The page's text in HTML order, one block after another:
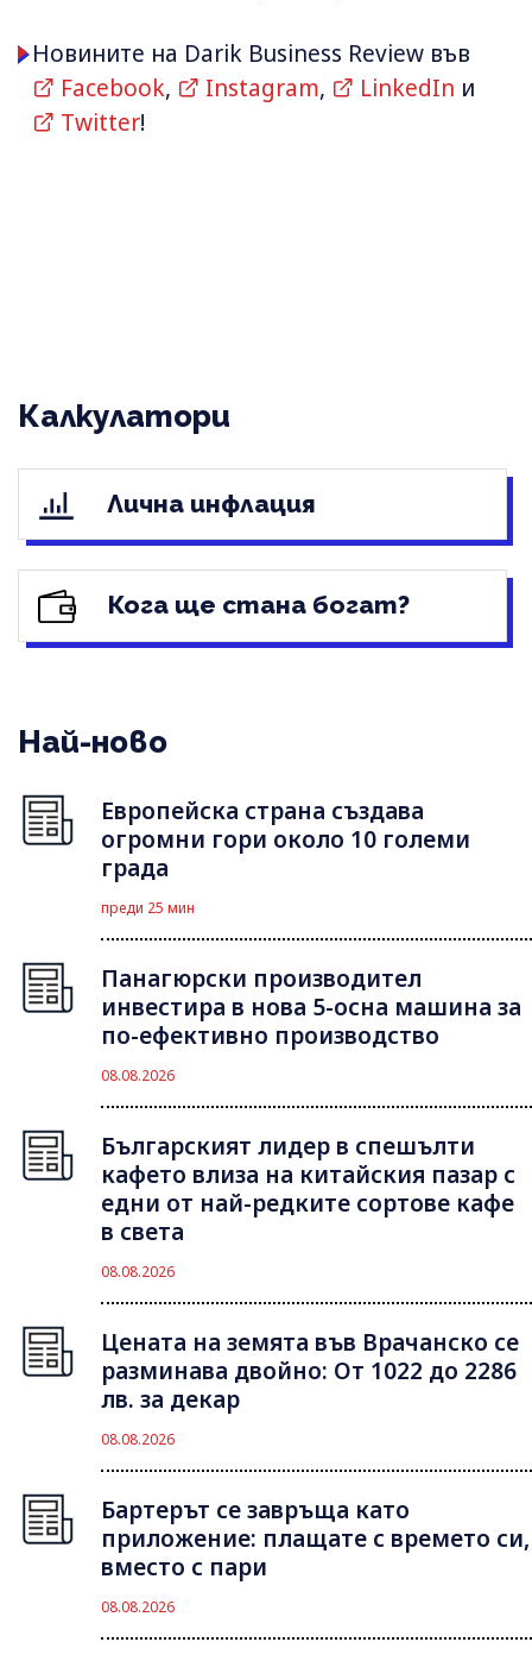
Новините на Darik Business Review във
Facebook, Instagram, LinkedIn и
Twitter!
Калкулатори
Лична инфлация
Кога ще стана богат?
Най-ново
Европейска страна създава
огромни гори около 10 големи
града
преди 25 мин
Панагюрски производител
инвестира в нова 5-осна машина за
по-ефективно производство
08.08.2026
Българският лидер в спешълти
кафето влиза на китайския пазар с
едни от най-редките сортове кафе
в света
08.08.2026
Цената на земята във Врачанско се
разминава двойно: От 1022 до 2286
лв. за декар
08.08.2026
Бартерът се завръща като
приложение: плащате с времето си,
вместо с пари
08.08.2026